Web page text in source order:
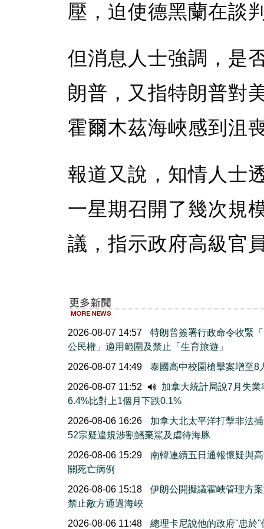
壓，迫使德黑蘭在談
但消息人士強調，是
朗普，又指特朗普對
霍爾木茲海峽感到沮
報道又說，知情人士
一星期召開了幾次規
議，指示政府高級官
2026-08-07 14:57
特朗普簽署行政命令收緊
公民權」適用範圍及禁止「生育旅遊」
2026-08-07 14:49
泰國高中校園槍擊案增至8
2026-08-07 11:52
加拿大統計局說7月失業
6.4%比對上1個月下跌0.1%
2026-08-06 16:26
加拿大北太平洋打擊非法
52宗疑違規涉割鰭棄鯊及虐待海豚
2026-08-06 15:29
南韓連續五日通報懷疑與
關死亡病例
2026-08-06 15:18
伊朗公開擬議霍峽管理方
禁止敵方通過海峽
2026-08-06 11:48
總理卡尼說他的政府''忠於''